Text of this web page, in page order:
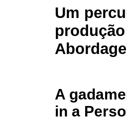
Um
A
in a